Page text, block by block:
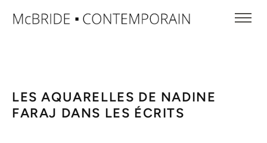
LES AQUARELLES DE NADINE
FARAJ DANS LES ÉCRITS